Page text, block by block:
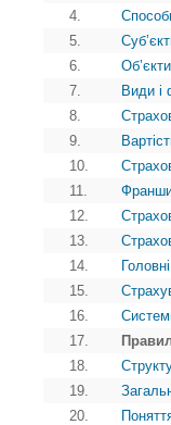
4.
5.
6.
7.
Види і
8.
9.
10.
11.
12.
13.
14.
15.
16.
17.
18.
19.
20.